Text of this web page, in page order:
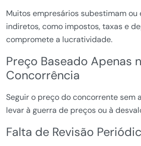
Muitos empresários subestimam
indiretos, como impostos, taxas e
compromete a lucratividade.
Preço Baseado Apenas
Concorrência
Seguir o preço do concorrente sem
levar à guerra de preços ou à
Falta de Revisão